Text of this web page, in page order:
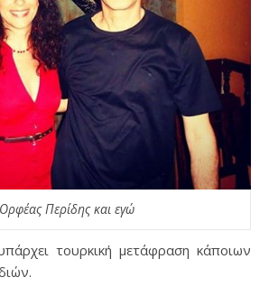
Ορφέας Περίδης και εγώ
τουρκική μετάφραση κάποιων